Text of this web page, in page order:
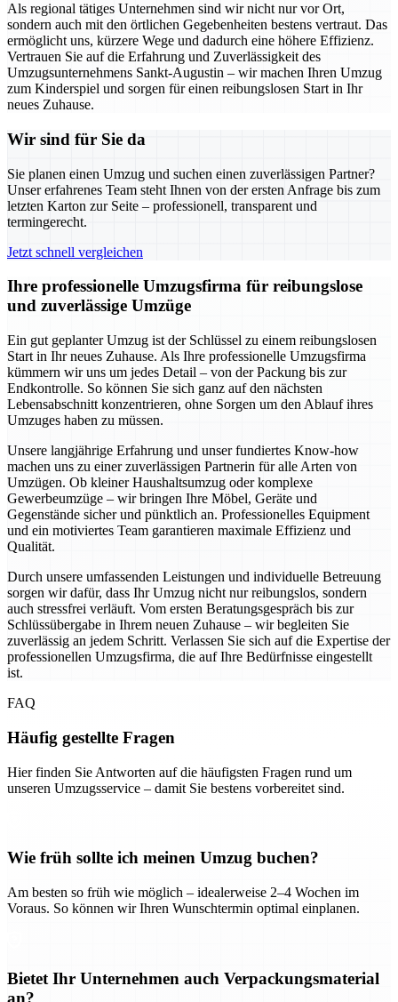
Als regional tätiges Unternehmen sind wir nicht nur vor Ort,
sondern auch mit den örtlichen Gegebenheiten bestens vertraut. Das
ermöglicht uns, kürzere Wege und dadurch eine höhere Effizienz.
Vertrauen Sie auf die Erfahrung und Zuverlässigkeit des
Umzugsunternehmens Sankt-Augustin – wir machen Ihren Umzug
zum Kinderspiel und sorgen für einen reibungslosen Start in Ihr
neues Zuhause.
Wir sind für Sie da
Sie planen einen Umzug und suchen einen zuverlässigen Partner?
Unser erfahrenes Team steht Ihnen von der ersten Anfrage bis zum
letzten Karton zur Seite – professionell, transparent und
termingerecht.
Jetzt schnell vergleichen
Ihre professionelle Umzugsfirma für reibungslose
und zuverlässige Umzüge
Ein gut geplanter Umzug ist der Schlüssel zu einem reibungslosen
Start in Ihr neues Zuhause. Als Ihre professionelle Umzugsfirma
kümmern wir uns um jedes Detail – von der Packung bis zur
Endkontrolle. So können Sie sich ganz auf den nächsten
Lebensabschnitt konzentrieren, ohne Sorgen um den Ablauf ihres
Umzuges haben zu müssen.
Unsere langjährige Erfahrung und unser fundiertes Know-how
machen uns zu einer zuverlässigen Partnerin für alle Arten von
Umzügen. Ob kleiner Haushaltsumzug oder komplexe
Gewerbeumzüge – wir bringen Ihre Möbel, Geräte und
Gegenstände sicher und pünktlich an. Professionelles Equipment
und ein motiviertes Team garantieren maximale Effizienz und
Qualität.
Durch unsere umfassenden Leistungen und individuelle Betreuung
sorgen wir dafür, dass Ihr Umzug nicht nur reibungslos, sondern
auch stressfrei verläuft. Vom ersten Beratungsgespräch bis zur
Schlüssübergabe in Ihrem neuen Zuhause – wir begleiten Sie
zuverlässig an jedem Schritt. Verlassen Sie sich auf die Expertise der
professionellen Umzugsfirma, die auf Ihre Bedürfnisse eingestellt
ist.
FAQ
Häufig gestellte Fragen
Hier finden Sie Antworten auf die häufigsten Fragen rund um
unseren Umzugsservice – damit Sie bestens vorbereitet sind.
Wie früh sollte ich meinen Umzug buchen?
Am besten so früh wie möglich – idealerweise 2–4 Wochen im
Voraus. So können wir Ihren Wunschtermin optimal einplanen.
Bietet Ihr Unternehmen auch Verpackungsmaterial
an?